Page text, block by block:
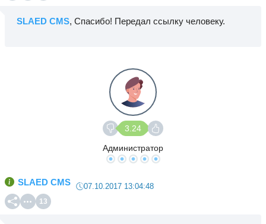
SLAED CMS, Спасибо! Передал ссылку человеку.
3.24
Администратор
SLAED CMS 07.10.2017 13:04:48
13